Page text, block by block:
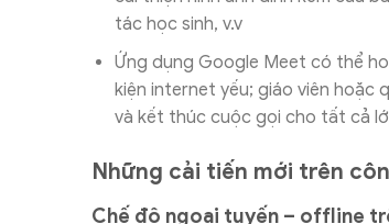
tác học sinh, v.v
Ứng dụng Google Meet có thể
kiện internet yếu; giáo viên
và kết thúc cuộc gọi cho tất cả
Những cải tiến mới trên
Chế độ ngoại tuyến – offline